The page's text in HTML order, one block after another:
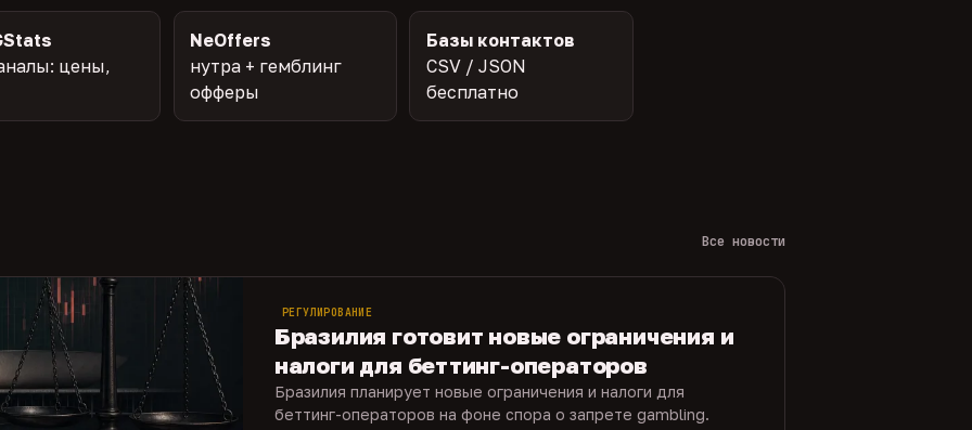
цены,
NeOffers
нутра + гемблинг
офферы
Базы контактов
CSV / JSON
бесплатно
Все новости
РЕГУЛИРОВАНИЕ
Бразилия готовит новые ограничения и
налоги для беттинг-операторов
Бразилия планирует новые ограничения и налоги для
беттинг-операторов на фоне спора о запрете gambling.